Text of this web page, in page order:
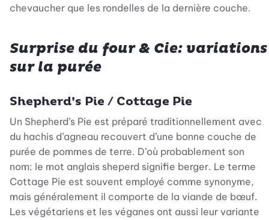
chevaucher que les rondelles de la dernière couche.
Surprise du four & Cie: variations
sur la purée
Shepherd’s Pie / Cottage Pie
Un Shepherd’s Pie est préparé traditionnellement avec
du hachis d’agneau recouvert d’une bonne couche de
purée de pommes de terre. D’où probablement son
nom: le mot anglais sheperd signifie berger. Le terme
Cottage Pie est souvent employé comme synonyme,
mais généralement il comporte de la viande de bœuf.
Les végétariens et les véganes ont aussi leur variante